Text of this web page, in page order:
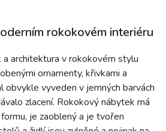
rokokovém interiéru
architektura v rokokovém stylu
ornamenty, křivkami a
obvykle vyveden v jemných barvách
zlacení. Rokokový nábytek má
je zaoblený a je tvořen